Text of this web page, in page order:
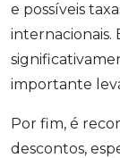
e possíveis
internacionais.
importante
Por fim, é
descontos,